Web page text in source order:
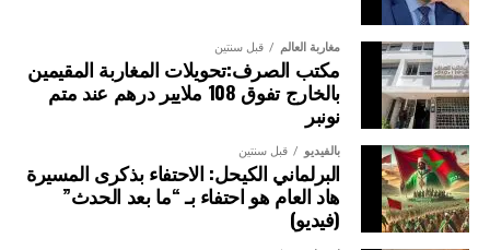
مغاربة العالم قبل سنتين
مكتب الصرف:تحويلات المغاربة المقيمين
بالخارج تفوق 108 ملايير درهم عند متم
نونبر
بالفيديو قبل سنتين
البرلماني الكيحل: الاحتفاء بذكرى المسيرة
هاد العام هو احتفاء بـ “ما بعد الحدث”
(فيديو)